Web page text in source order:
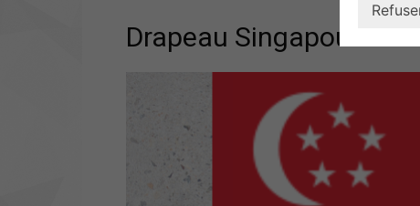
Drapeau Singapour